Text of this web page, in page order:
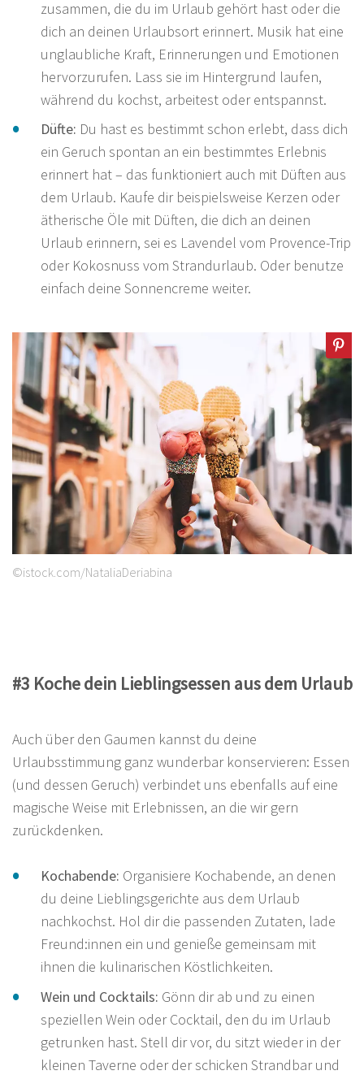
zusammen, die du im Urlaub gehört hast oder die
dich an deinen Urlaubsort erinnert. Musik hat eine
unglaubliche Kraft, Erinnerungen und Emotionen
hervorzurufen. Lass sie im Hintergrund laufen,
während du kochst, arbeitest oder entspannst.
Düfte: Du hast es bestimmt schon erlebt, dass dich
ein Geruch spontan an ein bestimmtes Erlebnis
erinnert hat – das funktioniert auch mit Düften aus
dem Urlaub. Kaufe dir beispielsweise Kerzen oder
ätherische Öle mit Düften, die dich an deinen
Urlaub erinnern, sei es Lavendel vom Provence-Trip
oder Kokosnuss vom Strandurlaub. Oder benutze
einfach deine Sonnencreme weiter.
©istock.com/NataliaDeriabina
#3 Koche dein Lieblingsessen aus dem Urlaub
Auch über den Gaumen kannst du deine
Urlaubsstimmung ganz wunderbar konservieren: Essen
(und dessen Geruch) verbindet uns ebenfalls auf eine
magische Weise mit Erlebnissen, an die wir gern
zurückdenken.
Kochabende: Organisiere Kochabende, an denen
du deine Lieblingsgerichte aus dem Urlaub
nachkochst. Hol dir die passenden Zutaten, lade
Freund:innen ein und genieße gemeinsam mit
ihnen die kulinarischen Köstlichkeiten.
Wein und Cocktails: Gönn dir ab und zu einen
speziellen Wein oder Cocktail, den du im Urlaub
getrunken hast. Stell dir vor, du sitzt wieder in der
kleinen Taverne oder der schicken Strandbar und